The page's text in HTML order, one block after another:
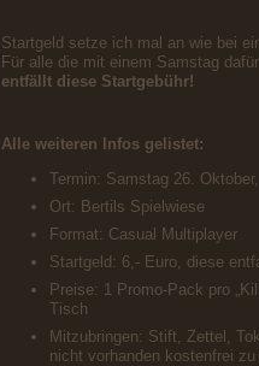
Startgeld setze ich mal an wie bei
Für alle die mit einem Samstag
entfällt diese Startgebühr!
Alle weiteren Infos gelistet:
Termin: Samstag 26.
Ort: Bertils Spielwiese
Format: Casual Multiplayer
Startgeld: 6,- Euro, diese
Preise: 1 Promo-Pack pro
Tisch
Mitzubringen: Stift, Zettel,
nicht vorhanden kostenfrei